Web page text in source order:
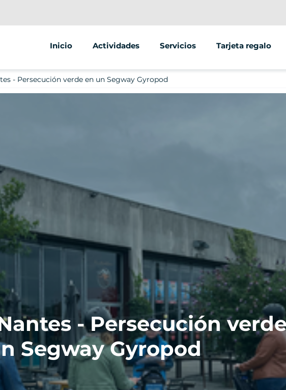
Inicio Actividades
Segway
Servicios
Animaciones/grupos
Tarjeta regalo
- Persecución verde en un Segway Gyropod
- Persecución
Segway Gyropod